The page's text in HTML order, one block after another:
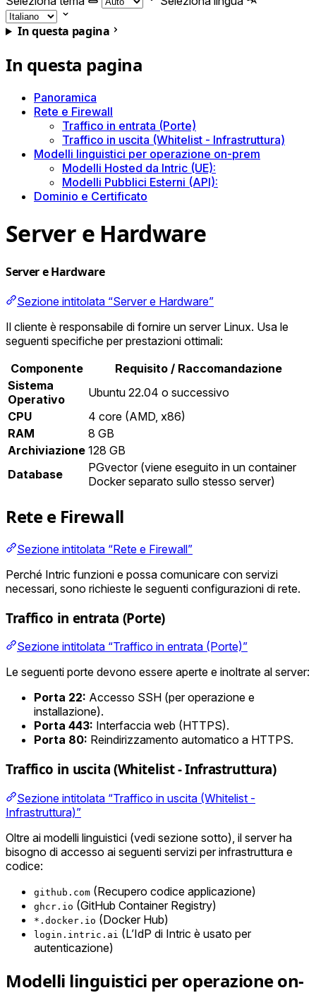
In questa pagina
In questa pagina
Panoramica
Rete e Firewall
Traffico in entrata (Porte)
Traffico in uscita (Whitelist - Infrastruttura)
Modelli linguistici per operazione on-prem
Modelli Hosted da Intric (UE):
Modelli Pubblici Esterni (API):
Dominio e Certificato
Server e Hardware
Server e Hardware
Sezione intitolata “Server e Hardware”
Il cliente è responsabile di fornire un server Linux. Usa le
seguenti specifiche per prestazioni ottimali:
Componente
Requisito / Raccomandazione
Sistema
Operativo
Ubuntu 22.04 o successivo
CPU
4 core (AMD, x86)
RAM
8 GB
Archiviazione 128 GB
Database
PGvector (viene eseguito in un container
Docker separato sullo stesso server)
Rete e Firewall
Sezione intitolata “Rete e Firewall”
Perché Intric funzioni e possa comunicare con servizi
necessari, sono richieste le seguenti configurazioni di rete.
Traffico in entrata (Porte)
Sezione intitolata “Traffico in entrata (Porte)”
Le seguenti porte devono essere aperte e inoltrate al server:
Porta 22: Accesso SSH (per operazione e
installazione).
Porta 443: Interfaccia web (HTTPS).
Porta 80: Reindirizzamento automatico a HTTPS.
Traffico in uscita (Whitelist - Infrastruttura)
Sezione intitolata “Traffico in uscita (Whitelist -
Infrastruttura)”
Oltre ai modelli linguistici (vedi sezione sotto), il server ha
bisogno di accesso ai seguenti servizi per infrastruttura e
codice:
github.com (Recupero codice applicazione)
ghcr.io (GitHub Container Registry)
*.docker.io (Docker Hub)
login.intric.ai (L’IdP di Intric è usato per
autenticazione)
Modelli linguistici per operazione on-